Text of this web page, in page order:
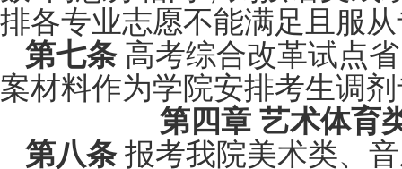
排各专业志愿不能满足且服
第七条高考综合改革试点
案材料作为学院安排考生调
第四章 艺术体育
第八条 报考我院美术类、